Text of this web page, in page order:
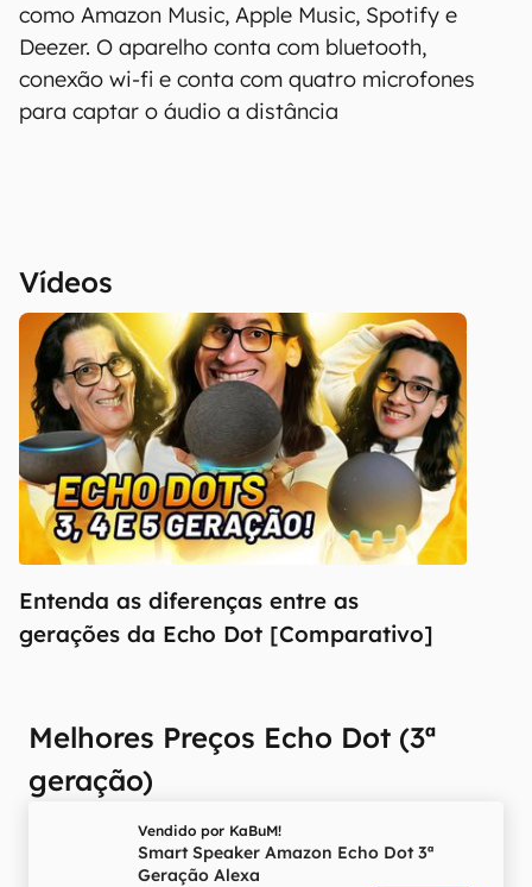
como Amazon Music, Apple Music, Spotify e
Deezer. O aparelho conta com bluetooth,
conexão wi-fi e conta com quatro microfones
para captar o áudio a distância
Vídeos
Entenda as diferenças entre as
gerações da Echo Dot [Comparativo]
Melhores Preços Echo Dot (3ª
geração)
Vendido por KaBuM!
Smart Speaker Amazon Echo Dot 3ª
Geração Alexa